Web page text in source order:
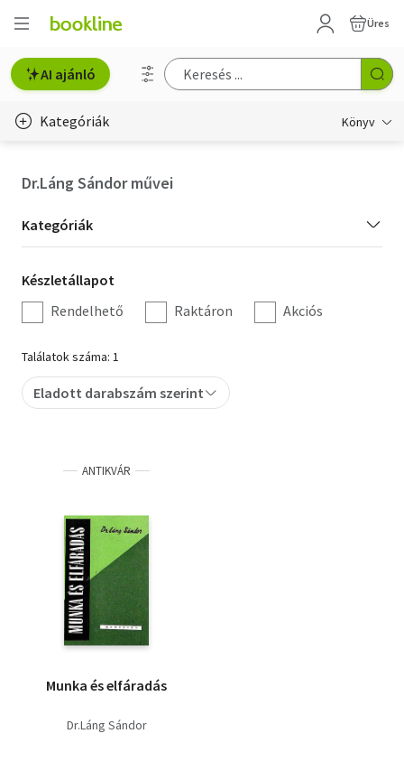
Üres
AI ajánló
Kategóriák Könyv
Hobbi, szabadidő
Irodalom
Művészet
Szakkönyv
Tankönyv, segédkönyv
Társadalomtudomány
Természettudomány
Történelem
Dr.Láng Sándor művei
Kategória
szűrés
Kategóriák
Készletállapot
szűrés
Készletállapot
Rendelhető
Raktáron Akciós
Találatok száma: 1
Eladott darabszám szerint
ANTIKVÁR
Munka és elfáradás
Dr.Láng Sándor